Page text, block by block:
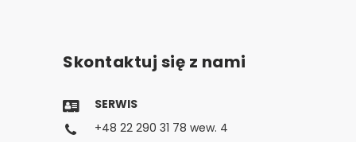
Skontaktuj się z nami
SERWIS
+48 22 290 31 78 wew. 4